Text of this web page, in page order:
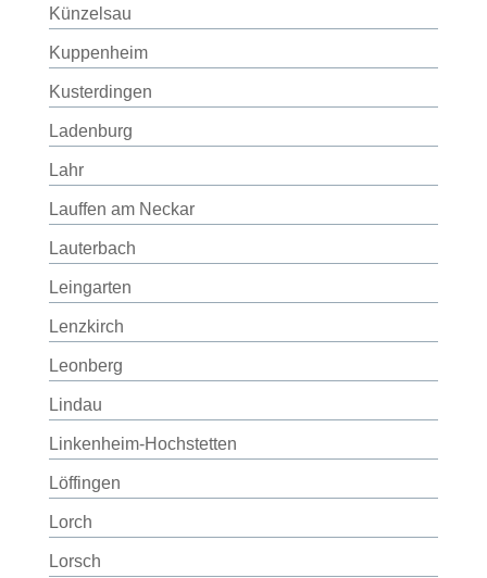
Künzelsau
Kuppenheim
Kusterdingen
Ladenburg
Lahr
Lauffen am Neckar
Lauterbach
Leingarten
Lenzkirch
Leonberg
Lindau
Linkenheim-Hochstetten
Löffingen
Lorch
Lorsch